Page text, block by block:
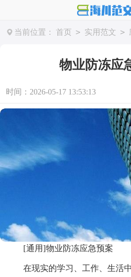
当前位置： 首页 > 实用范文 >
物业防冻应
时间：2026-05-17 13:53:13
[通用]物业防冻应急预案
在现实的学习、工作、生活